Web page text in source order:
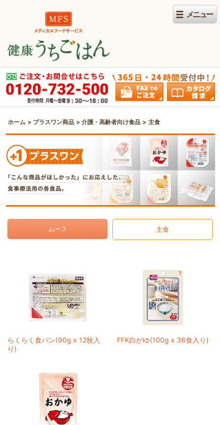
ホーム プラスワン商品 介護・高齢者向け食品 主食
ムース 主食
らくらく食パン(90g x 12枚入
り)
FFK白がゆ(100g x 36食入り)